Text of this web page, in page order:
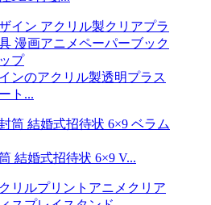
ンのアクリル製透明プラス
ト...
結婚式招待状 6×9 V...